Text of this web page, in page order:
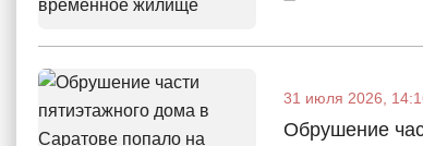
31 июля 2026,
Обрушение